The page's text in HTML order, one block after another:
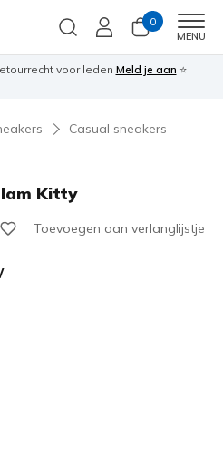
0
MENU
voor leden Meld je aan ⭐
Casual sneakers
Kitty
Toevoegen aan verlanglijstje